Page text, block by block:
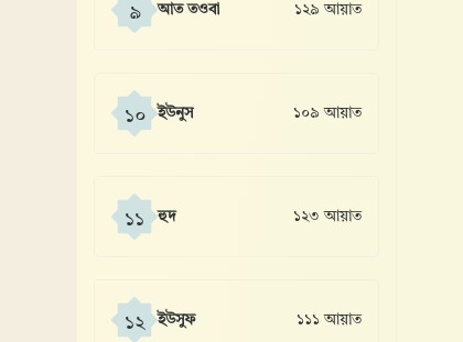
৯ আত তওবা ১২৯ আয়াত
১০ ইউনুস ১০৯ আয়াত
১১ হুদ ১২৩ আয়াত
১২ ইউসুফ ১১১ আয়াত